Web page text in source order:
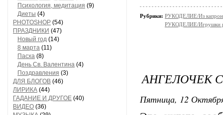
Психология, медитация (9)
Диеты (4)
PHOTOSHOP (54)
ПРАЗДНИКИ (47)
Новый год (14)
8 марта (11)
Пасха (8)
День Св. Валентина (4)
Поздравления (3)
ДЛЯ БЛОГОВ (46)
ЛИРИКА (44)
ГАДАНИЕ И ДРУГОЕ (40)
ВИДЕО (36)
Рубрики: РУКОДЕЛИЕ/Из
РУКОДЕЛИЕ/Игрушки
АНГЕЛОЧЕК
Пятница, 12